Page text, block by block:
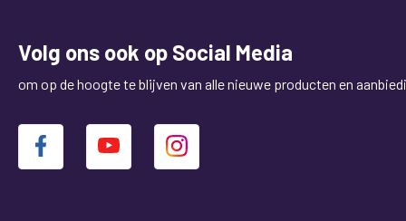
Volg ons ook op Social Media
om op de hoogte te blijven van alle nieuwe producten en